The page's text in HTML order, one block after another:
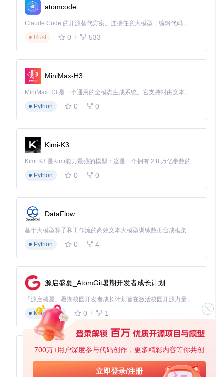
700万+用户深度参与代码创作，更多精彩内容等你共创
立即登录/注册
代码获取：克隆项目仓库到本地，终端执行
ttps://gitcode.com/gh_mirrors/36/360Controll
er
驱动编译：进入项目目录，运行
akedmg.sh生成安装镜像，双击.dmg文件按引导完成安装
验证方法
设备连接：通过USB或蓝牙连接Xbox手柄，系统偏好设置
中应出现"360Controller"配置面板
功能测试：在配置面板中观察手柄输入响应，测试摇杆、
按键及振动功能是否正常
延迟
5、注意事项：系统兼容性与安全配置
Mac设备由于架构差异暂无法使用；软件方面，macOS 11及
以上版本因系统安全策略调整导致驱动加载失败。安装过程中
需在"系统偏好设置-安全性与隐私"中允许来自"未知开发者"的
应用，这一步是驱动正确加载的必要条件。建议用户在安装前
备份系统数据，并关注项目GitHub页面获取兼容性更新信息。
价值重申与社区展望
360Controller项目通过开源协作模式，为macOS平台填补了X
box手柄适配的技术空白，其分层架构设计为其他硬件适配项
目提供了可复用的参考方案。对于普通用户，建议通过项目Iss
ue跟踪系统反馈使用问题；开发者可参与功能扩展，特别是针
对新macOS版本的适配开发。随着社区贡献的持续增加，该
工具有望突破现有系统限制，为更多苹果用户提供完整的手柄
游戏体验。
360Controller 下载源代码
atomcode
Claude Code 的开源替代方案。连接任意大模型，编辑代码，运行命令，自动验证 — 全自动执行。用 Rust 构建，极致性能。 ｜ An open-source alternative to Claude Code. Connect any LLM, edit code, run commands, and verify changes — autonomously. Built in Rust for speed. Get Started
Rust
0 533
MiniMax-H3
MiniMax H3 是一个通用的全模态生成系统。它支持对由文本、图像、视频和音频组成的多模态上下文进行统一理解，并能生成分辨率高达 2K、时长可达 15 秒的带原生立体声音频的视频。得益于面向任务泛化的系统设计，H3 在预训练阶段就已具备广泛的多模态上下文理解与生成能力，能够出色地执行复杂的多模态指令。
Python
0 0
Kimi-K3
Kimi K3 是Kimi能力最强的模型：这是一个拥有 2.8 万亿参数的混合专家（MoE）模型，具备原生视觉理解能力，并支持 100 万 token 的上下文窗口。
Python
0 0
DataFlow
基于大模型算子和工作流的高效文本大模型训练数据合成框架
Python
0 4
源启盛夏_AtomGit暑期开发者成长计划
「源启盛夏」暑期校园开发者成长计划旨在激活校园开源力量，通过积分激励、认证扶持、资源倾斜等形式，引导高校组织和开发者完成「入驻 — 建项目 — 做贡献 — 获认证 — 得资源」的完整闭环。无论你是想带领社团入驻平台的组织者，还是希望用代码贡献证明自己的开发者，都能在这里找到属于你的成长路径。
Markdown
0 1
py-xiaozhi
基于Python的Xiaozhi AI，适用于想要完整Xiaozhi体验而无需拥有专用硬件的用户。